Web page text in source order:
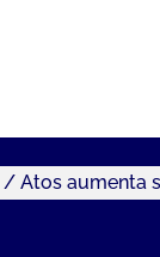
Atos aumenta